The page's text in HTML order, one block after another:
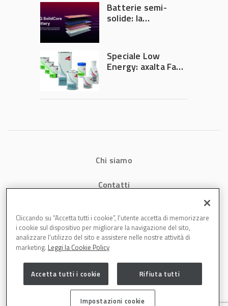
Batterie semi-
solide: la
accelerare la
rivoluzione
dell’auto elettrica
Speciale Low
Energy: axalta Fast
riduce consumi
produttività in
Chi siamo
Contatti
Cookies
Cliccando su “Accetta tutti i cookie”, l'utente accetta di memorizzare
i cookie sul dispositivo per migliorare la navigazione del sito,
analizzare l'utilizzo del sito e assistere nelle nostre attività di
marketing. Leggi la Cookie Policy
Accetta tutti i cookie Rifiuta tutti
Impostazioni cookie